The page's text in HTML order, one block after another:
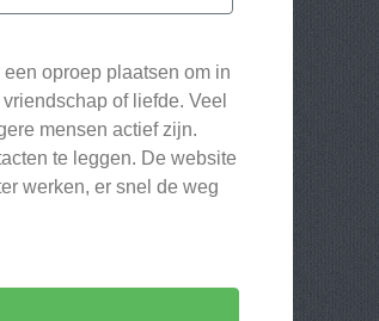
oproep plaatsen om in
of liefde. Veel
mensen actief zijn.
te leggen. De website
werken, er snel de weg